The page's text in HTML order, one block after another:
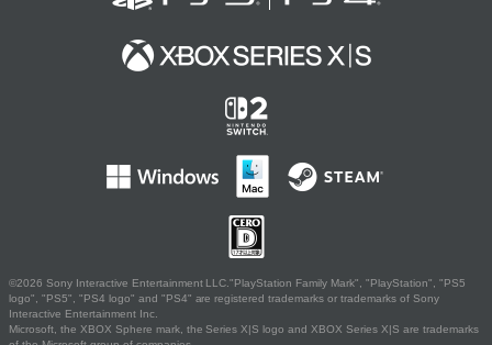
©2026 Sony Interactive Entertainment LLC."PlayStation Family Mark", "PlayStation", "PS5
logo", "PS5", "PS4 logo" and "PS4" are registered trademarks or trademarks of Sony
Interactive Entertainment Inc.
Microsoft, the XBOX Sphere mark, the Series X|S logo and XBOX Series X|S are trademarks